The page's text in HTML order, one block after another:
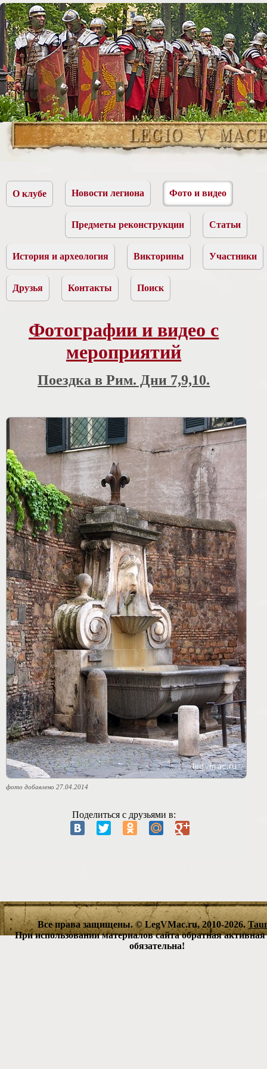
О клубе Новости легиона Фото и видео
Предметы реконструкции Статьи
История и археология Викторины Участники
Друзья Контакты Поиск
Фотографии и видео с
мероприятий
Поездка в Рим. Дни 7,9,10.
фото добавлено 27.04.2014
Поделиться с друзьями в:
Все права защищены. © LegVMac.ru, 2010-2026.
При использовании материалов сайта обратная
обязательна!